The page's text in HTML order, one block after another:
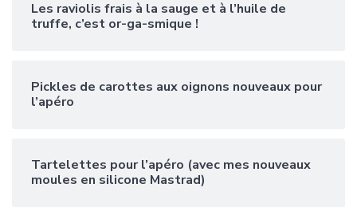
Les raviolis frais à la sauge et à l’huile de
truffe, c’est or-ga-smique !
Pickles de carottes aux oignons nouveaux pour
l’apéro
Tartelettes pour l’apéro (avec mes nouveaux
moules en silicone Mastrad)